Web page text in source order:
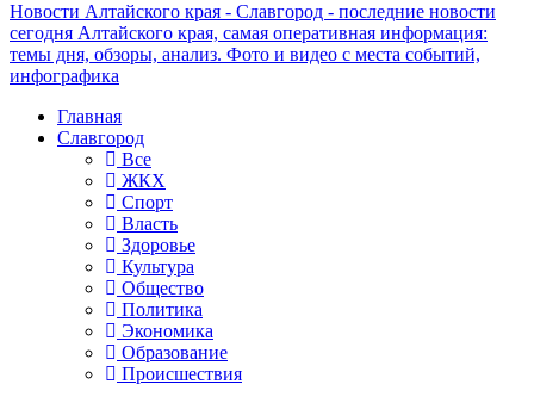
Новости Алтайского края - Славгород - последние новости
сегодня Алтайского края, самая оперативная информация:
темы дня, обзоры, анализ. Фото и видео с места событий,
инфографика
Главная
Славгород
Все
ЖКХ
Спорт
Власть
Здоровье
Культура
Общество
Политика
Экономика
Образование
Происшествия